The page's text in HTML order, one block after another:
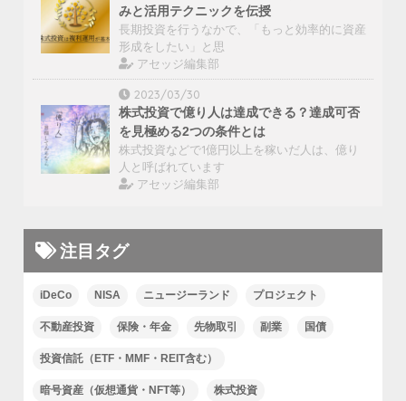
みと活用テクニックを伝授
長期投資を行うなかで、「もっと効率的に資産
形成をしたい」と思
アセッジ編集部
2023/03/30
株式投資で億り人は達成できる？達成可否
を見極める2つの条件とは
株式投資などで1億円以上を稼いだ人は、億り
人と呼ばれています
アセッジ編集部
注目タグ
iDeCo NISA ニュージーランド プロジェクト
不動産投資 保険・年金 先物取引 副業 国債
投資信託（ETF・MMF・REIT含む）
暗号資産（仮想通貨・NFT等） 株式投資